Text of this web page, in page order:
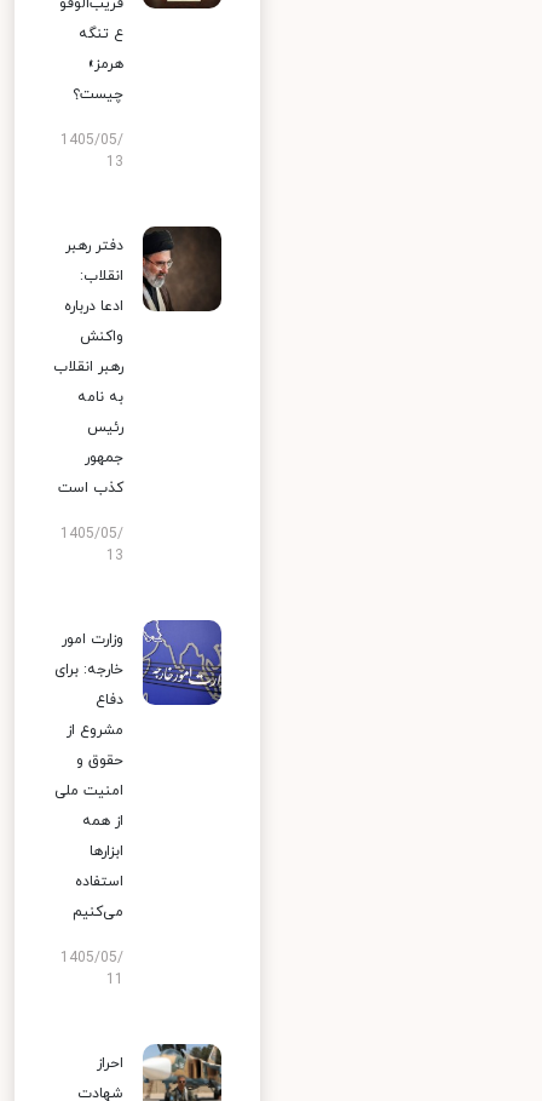
ع تنگه
هرمز»
چیست؟
1405/05/
13
دفتر رهبر
انقلاب:
ادعا درباره
واکنش
رهبر انقلاب
به نامه
رئیس
جمهور
کذب است
1405/05/
13
وزارت امور
خارجه: برای
دفاع
مشروع از
حقوق و
امنیت ملی
از همه
ابزارها
استفاده
می‌کنیم
1405/05/
احراز
شهادت